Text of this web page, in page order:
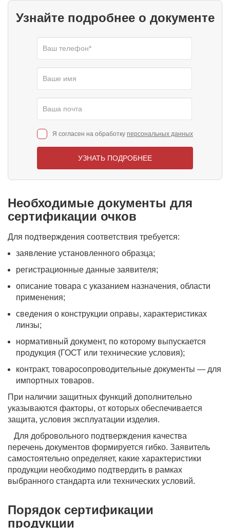
Узнайте подробнее о документе
Я согласен на обработку персональных данных
УЗНАТЬ ПОДРОБНЕЕ
Необходимые документы для
сертификации очков
Для подтверждения соответствия требуется:
заявление установленного образца;
регистрационные данные заявителя;
описание товара с указанием назначения, области
применения;
сведения о конструкции оправы, характеристиках
линзы;
нормативный документ, по которому выпускается
продукция (ГОСТ или технические условия);
контракт, товаросопроводительные документы — для
импортных товаров.
При наличии защитных функций дополнительно
указываются факторы, от которых обеспечивается
защита, условия эксплуатации изделия.
Для добровольного подтверждения качества
перечень документов формируется гибко. Заявитель
самостоятельно определяет, какие характеристики
продукции необходимо подтвердить в рамках
выбранного стандарта или технических условий.
Порядок сертификации
продукции